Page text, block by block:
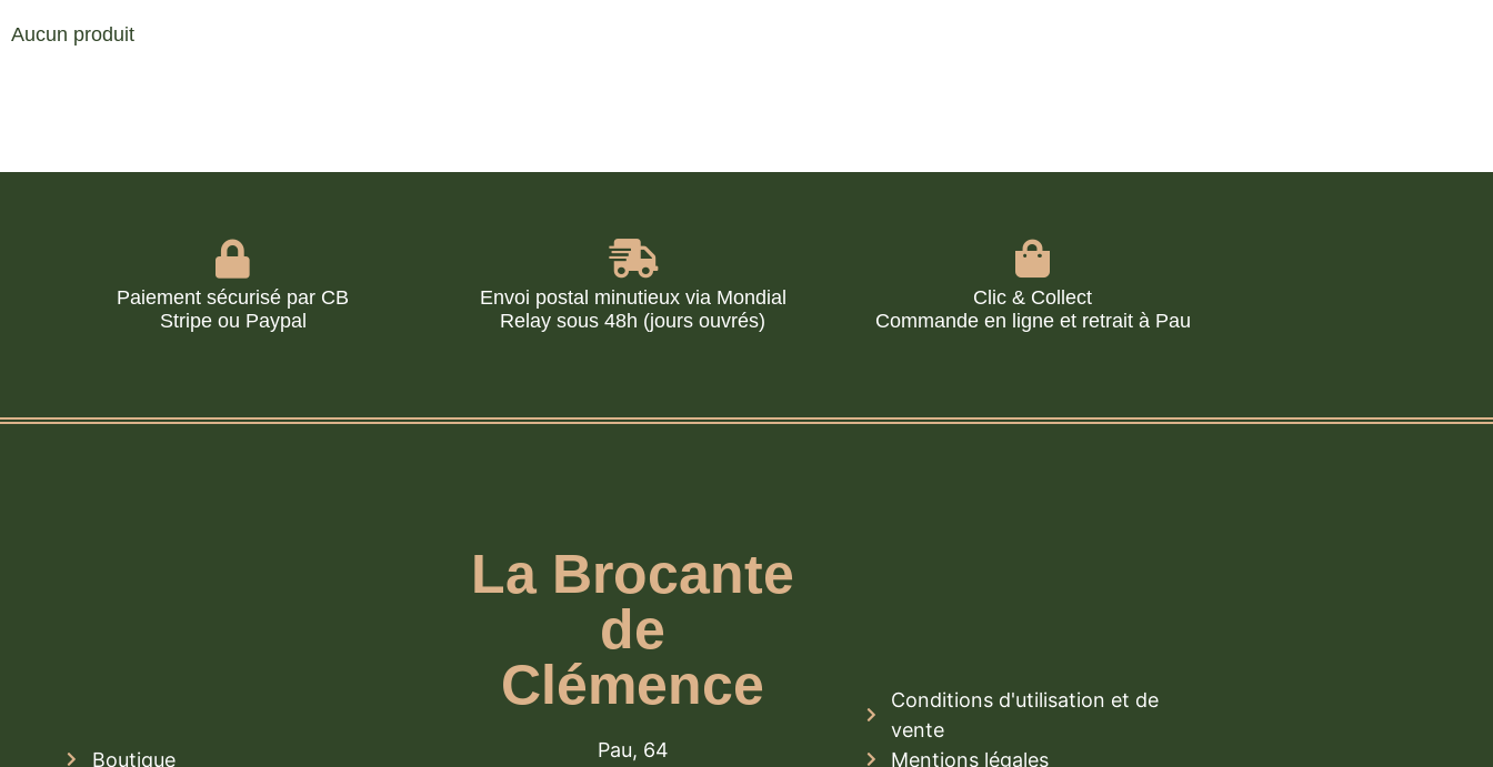
Aucun produit
Paiement sécurisé par CB
Stripe ou Paypal
Envoi postal minutieux via Mondial
Relay sous 48h (jours ouvrés)
Clic & Collect
Commande en ligne et retrait à Pau
Boutique
La Brocante
de
Clémence
Pau, 64
Conditions d'utilisation et de
vente
Mentions légales